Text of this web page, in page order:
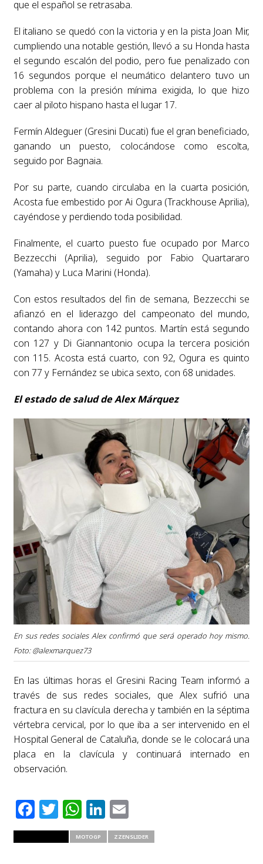
que el español se retrasaba.
El italiano se quedó con la victoria y en la pista Joan Mir,
cumpliendo una notable gestión, llevó a su Honda hasta
el segundo escalón del podio, pero fue penalizado con
16 segundos porque el neumático delantero tuvo un
problema con la presión mínima exigida, lo que hizo
caer al piloto hispano hasta el lugar 17.
Fermín Aldeguer (Gresini Ducati) fue el gran beneficiado,
ganando un puesto, colocándose como escolta,
seguido por Bagnaia.
Por su parte, cuando circulaba en la cuarta posición,
Acosta fue embestido por Ai Ogura (Trackhouse Aprilia),
cayéndose y perdiendo toda posibilidad.
Finalmente, el cuarto puesto fue ocupado por Marco
Bezzecchi (Aprilia), seguido por Fabio Quartararo
(Yamaha) y Luca Marini (Honda).
Con estos resultados del fin de semana, Bezzecchi se
afianzó en el liderazgo del campeonato del mundo,
contando ahora con 142 puntos. Martín está segundo
con 127 y Di Giannantonio ocupa la tercera posición
con 115. Acosta está cuarto, con 92, Ogura es quinto
con 77 y Fernández se ubica sexto, con 68 unidades.
El estado de salud de Alex Márquez
En sus redes sociales Alex confirmó que será operado hoy mismo.
Foto: @alexmarquez73
En las últimas horas el Gresini Racing Team informó a
través de sus redes sociales, que Alex sufrió una
fractura en su clavícula derecha y también en la séptima
vértebra cervical, por lo que iba a ser intervenido en el
Hospital General de Cataluña, donde se le colocará una
placa en la clavícula y continuará internado en
observación.
Facebook
Twitter
WhatsApp
LinkedIn
Email
MOTOGP ZZENSLIDER